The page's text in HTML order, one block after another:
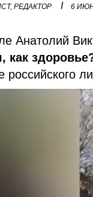
РЕДАКТОР I 6
Анатолий
как
российского